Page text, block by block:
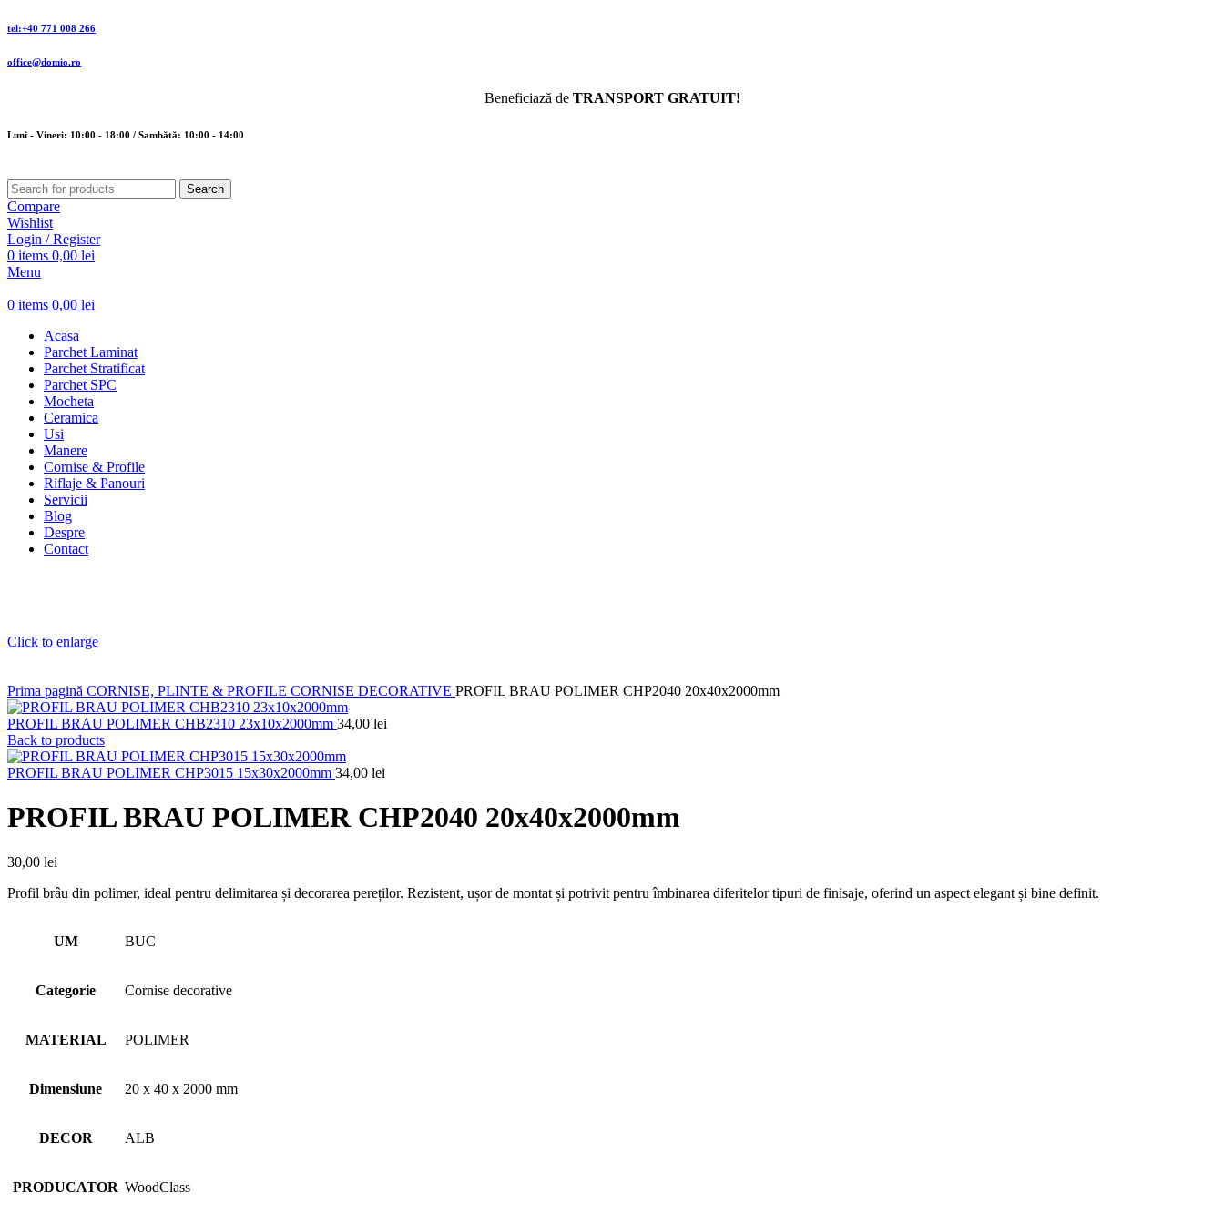
tel:+40 771 008 266
office@domio.ro
Beneficiază de TRANSPORT GRATUIT!
Luni - Vineri: 10:00 - 18:00 / Sambătă: 10:00 - 14:00
Search
Compare
Wishlist
Login / Register
0 items 0,00 lei
Menu
0 items 0,00 lei
Acasa
Parchet Laminat
Parchet Stratificat
Parchet SPC
Mocheta
Ceramica
Usi
Manere
Cornise & Profile
Riflaje & Panouri
Servicii
Blog
Despre
Contact
Click to enlarge
Prima pagină CORNISE, PLINTE & PROFILE CORNISE DECORATIVE PROFIL BRAU POLIMER CHP2040 20x40x2000mm
PROFIL BRAU POLIMER CHB2310 23x10x2000mm 34,00 lei
Back to products
PROFIL BRAU POLIMER CHP3015 15x30x2000mm 34,00 lei
PROFIL BRAU POLIMER CHP2040 20x40x2000mm
30,00 lei
Profil brâu din polimer, ideal pentru delimitarea și decorarea pereților. Rezistent, ușor de montat și potrivit pentru îmbinarea diferitelor tipuri de finisaje, oferind un aspect elegant și bine definit.
UM BUC
Categorie Cornise decorative
MATERIAL POLIMER
Dimensiune 20 x 40 x 2000 mm
DECOR ALB
PRODUCATOR WoodClass